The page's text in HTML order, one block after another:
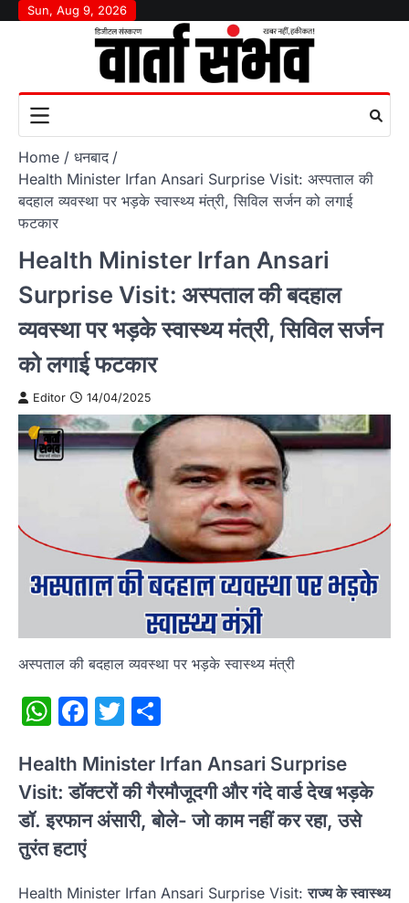
SkipSun, Aug 9, 2026
Home
धनबाद
Health Minister Irfan Ansari Surprise Visit: अस्पताल की
बदहाल व्यवस्था पर भड़के स्वास्थ्य मंत्री, सिविल सर्जन को लगाई
फटकार
Health Minister Irfan Ansari
Surprise Visit: अस्पताल की बदहाल
व्यवस्था पर भड़के स्वास्थ्य मंत्री, सिविल सर्जन
को लगाई फटकार
Editor 14/04/2025
अस्पताल की बदहाल व्यवस्था पर भड़के स्वास्थ्य मंत्री
WhatsApp
Facebook
Twitter
Health Minister Irfan Ansari Surprise
Visit: डॉक्टरों की गैरमौजूदगी और गंदे वार्ड देख भड़के
डॉ. इरफान अंसारी, बोले- जो काम नहीं कर रहा, उसे
तुरंत हटाएं
Health Minister Irfan Ansari Surprise Visit:राज्य के स्वास्थ्य